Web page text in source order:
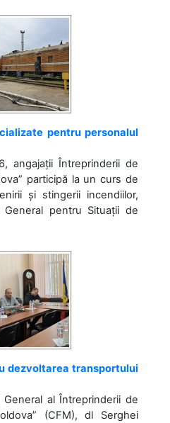
pentru personalul
angajații Întreprinderii de
participă la un curs de
și stingerii incendiilor,
pentru Situații de
dezvoltarea transportului
al Întreprinderii de
(CFM), dl Serghei